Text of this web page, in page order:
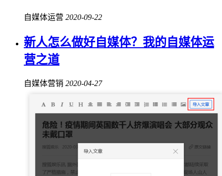
自媒体运营 2020-09-22
新人怎么做好自媒体？我的自媒体运
营之道
自媒体营销 2020-04-27